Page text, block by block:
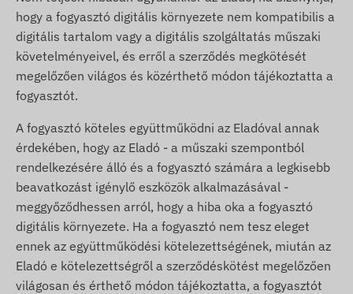
hogy a fogyasztó digitális környezete nem kompatibilis a
digitális tartalom vagy a digitális szolgáltatás műszaki
követelményeivel, és erről a szerződés megkötését
megelőzően világos és közérthető módon tájékoztatta a
fogyasztót.
A fogyasztó köteles együttműködni az Eladóval annak
érdekében, hogy az Eladó - a műszaki szempontból
rendelkezésére álló és a fogyasztó számára a legkisebb
beavatkozást igénylő eszközök alkalmazásával -
meggyőződhessen arról, hogy a hiba oka a fogyasztó
digitális környezete. Ha a fogyasztó nem tesz eleget
ennek az együttműködési kötelezettségének, miután az
Eladó e kötelezettségről a szerződéskötést megelőzően
világosan és érthető módon tájékoztatta, a fogyasztót